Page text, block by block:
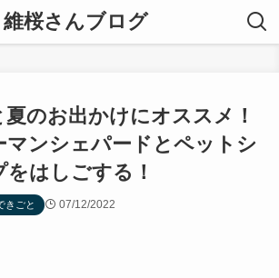
維桜さんブログ
夏のお出かけにオススメ！
マンシェパードとペットシ
をはしごする！
きごと 07/12/2022